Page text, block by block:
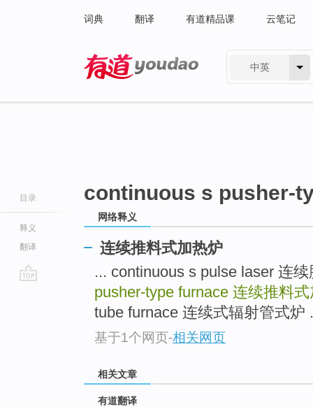
词典 翻译 有道精品课 云笔记
中英
目录
释义
翻译
continuous s pusher-
网络释义
连续推料式加热炉
... continuous s pulse laser 连
pusher-type furnace 连续推料
tube furnace 连续式辐射管式炉
基于1个网页-相关网页
相关文章
有道翻译